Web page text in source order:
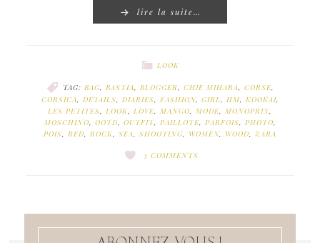
lire la suite…
LOOK
TAG: BAG, BASTIA, BLOGGER, CHIE MIHARA, CORSE,
CORSICA, DETAILS, DIARIES, FASHION, GIRL, HM, KOOKAI,
LES PETITES, LOOK, LOVE, MANGO, MODE, MONOPRIX,
MOSCHINO, OOTD, OUTFIT, PAILLOTE, PARFOIS, PHOTO,
POIS, RED, ROCK, SEA, SHOOTING, WOMEN, WOOD,ZARA
3 COMMENTS